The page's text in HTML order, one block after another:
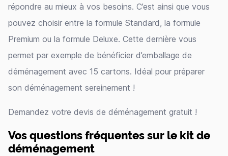
répondre au mieux à vos besoins. C’est ainsi que vous
pouvez choisir entre la formule Standard, la formule
Premium ou la formule Deluxe. Cette dernière vous
permet par exemple de bénéficier d’emballage de
déménagement avec 15 cartons. Idéal pour préparer
son déménagement sereinement !
Demandez votre devis de déménagement gratuit !
Vos questions fréquentes sur le kit de
déménagement